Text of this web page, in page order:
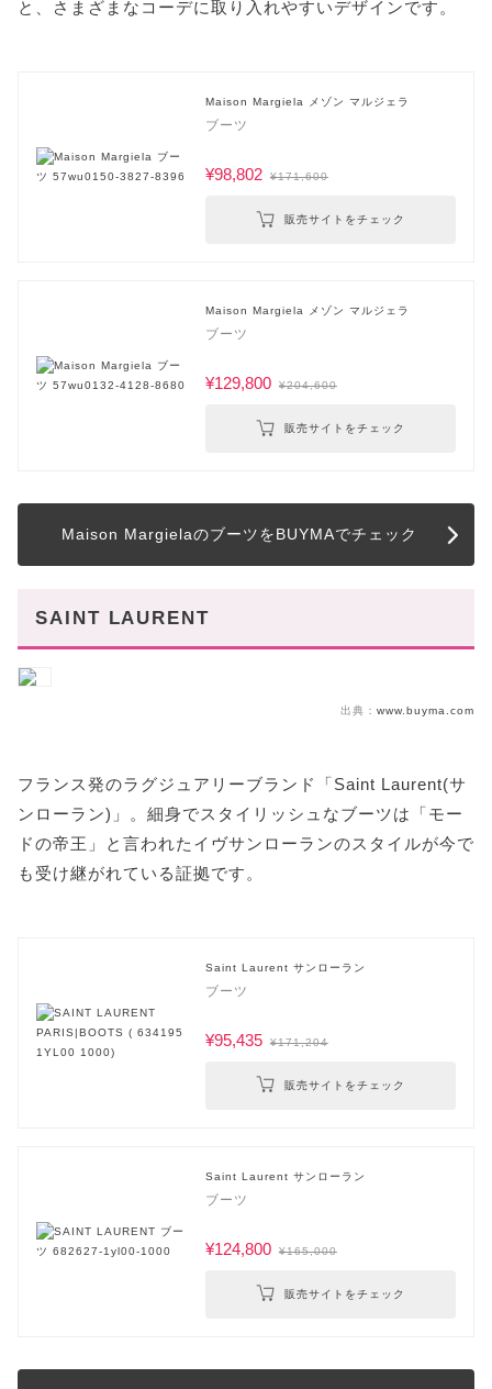
と、さまざまなコーデに取り入れやすいデザインです。
Maison Margiela メゾン マルジェラ
ブーツ
¥98,802 ¥171,600
販売サイトをチェック
Maison Margiela メゾン マルジェラ
ブーツ
¥129,800 ¥204,600
販売サイトをチェック
Maison MargielaのブーツをBUYMAでチェック
SAINT LAURENT
出典： www.buyma.com
フランス発のラグジュアリーブランド「Saint Laurent(サ
ンローラン)」。細身でスタイリッシュなブーツは「モー
ドの帝王」と言われたイヴサンローランのスタイルが今で
も受け継がれている証拠です。
Saint Laurent サンローラン
ブーツ
¥95,435 ¥171,204
販売サイトをチェック
Saint Laurent サンローラン
ブーツ
¥124,800 ¥165,000
販売サイトをチェック